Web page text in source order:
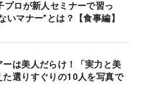
ロが新人セミナーで習っ
いマナー”とは？【食事編】
ーは美人だらけ！「実力と美
た選りすぐりの10人を写真で